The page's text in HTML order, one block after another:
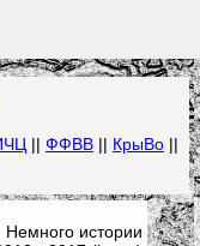
|| ФФВВ|| КрыВо||
Немного истории